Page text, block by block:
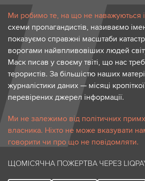
Ми робимо те, на що не наважуються
схеми пропагандистів, називаємо
показуємо справжні масштаби
ворогами найвпливовіших людей
Маск писав у своєму твіті, що нас
терористів. За більшістю наших
журналістики даних — місяці
перевірених джерел інформації.
Ми не залежимо від політичних
власника. Ніхто не може вказувати
говорити чи про що не повідомляти.
ЩОМІСЯЧНА ПОЖЕРТВА ЧЕРЕЗ